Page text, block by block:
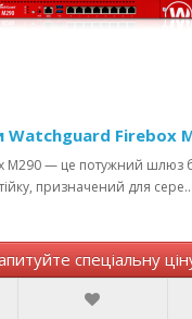
Firebox
M290 — це потужний шлюз
призначений для сере..
спеціальну